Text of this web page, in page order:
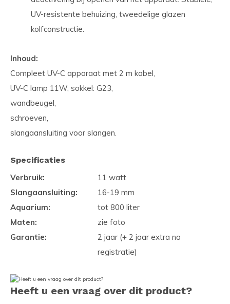
UV-resistente behuizing, tweedelige glazen
kolfconstructie.
Inhoud:
Compleet UV-C apparaat met 2 m kabel,
UV-C lamp 11W, sokkel: G23,
wandbeugel,
schroeven,
slangaansluiting voor slangen.
Specificaties
Verbruik:
11 watt
Slangaansluiting:
16-19 mm
Aquarium:
tot 800 liter
Maten:
zie foto
Garantie:
2 jaar (+ 2 jaar extra na
registratie)
Heeft u een vraag over dit product?